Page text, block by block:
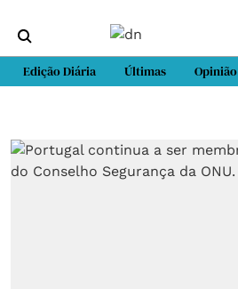
Edição Diária Últimas Opinião